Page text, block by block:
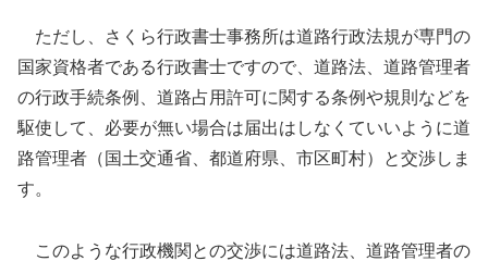
ただし、さくら行政書士事務所は道路行政法規が専門の
国家資格者である行政書士ですので、道路法、道路管理者
の行政手続条例、道路占用許可に関する条例や規則などを
駆使して、必要が無い場合は届出はしなくていいように道
路管理者（国土交通省、都道府県、市区町村）と交渉しま
す。
このような行政機関との交渉には道路法、道路管理者の